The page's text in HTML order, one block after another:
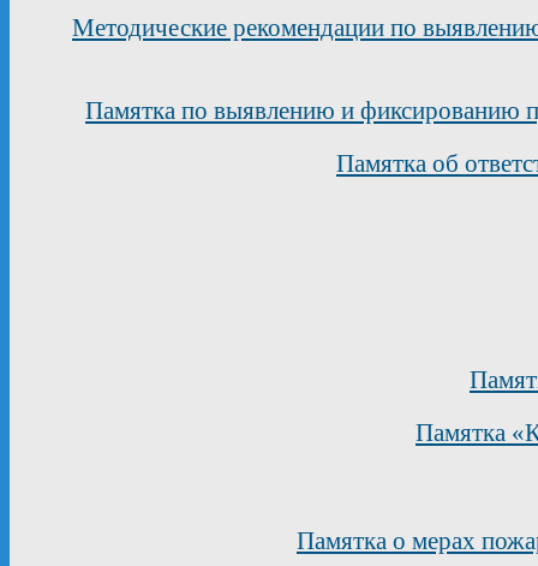
Методические рекомендации по
Памятка по выявлению и фиксированию
Памятка об
Памятка
Памятка о мерах